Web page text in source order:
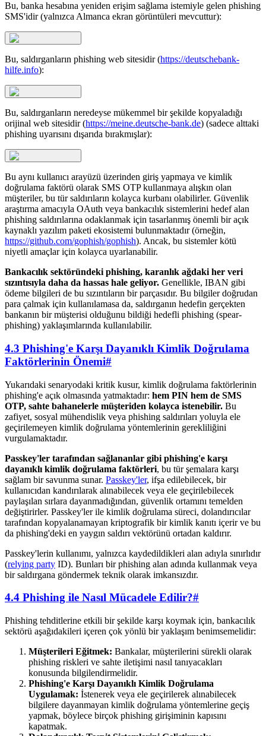
Bu, banka hesabına yeniden erişim sağlama istemiyle gelen phishing
SMS'idir (yalnızca Almanca ekran görüntüleri mevcuttur):
Bu, saldırganların phishing web sitesidir (https://deutschebank-
hilfe.info):
Bu, saldırganların neredeyse mükemmel bir şekilde kopyaladığı
orijinal web sitesidir (https://meine.deutsche-bank.de) (sadece alttaki
phishing uyarısını dışarıda bırakmışlar):
Bu aynı kullanıcı arayüzü üzerinden giriş yapmaya ve kimlik
doğrulama faktörü olarak SMS OTP kullanmaya alışkın olan
müşteriler, bu tür saldırıların kolayca kurbanı olabilirler. Güvenlik
araştırma amacıyla OAuth veya bankacılık sistemlerini hedef alan
phishing saldırılarına odaklanmak için tasarlanmış önemli bir açık
kaynaklı yazılım paketi ekosistemi bulunmaktadır (örneğin,
https://github.com/gophish/gophish). Ancak, bu sistemler kötü
niyetli amaçlar için kolayca uyarlanabilir.
Bankacılık sektöründeki phishing, karanlık ağdaki her veri
sızıntısıyla daha da hassas hale geliyor. Genellikle, IBAN gibi
ödeme bilgileri de bu sızıntıların bir parçasıdır. Bu bilgiler doğrudan
para çalmak için kullanılamasa da, saldırganın hedefin gerçekten
bankanın bir müşterisi olduğunu bildiği hedefli phishing (spear-
phishing) yaklaşımlarında kullanılabilir.
4.3 Phishing'e Karşı Dayanıklı Kimlik Doğrulama
Faktörlerinin Önemi#
Yukarıdaki senaryodaki kritik kusur, kimlik doğrulama faktörlerinin
phishing'e açık olmasında yatmaktadır: hem PIN hem de SMS
OTP, sahte bahanelerle müşteriden kolayca istenebilir. Bu
zafiyet, sosyal mühendislik veya phishing saldırıları yoluyla ele
geçirilemeyen kimlik doğrulama yöntemlerinin gerekliliğini
vurgulamaktadır.
Passkey'ler tarafından sağlananlar gibi phishing'e karşı
dayanıklı kimlik doğrulama faktörleri, bu tür şemalara karşı
sağlam bir savunma sunar. Passkey'ler, ifşa edilebilecek, bir
kullanıcıdan kandırılarak alınabilecek veya ele geçirilebilecek
paylaşılan sırlara dayanmadığından, güvenlik ortamını temelden
değiştirirler. Passkey'ler ile kimlik doğrulama süreci, dolandırıcılar
tarafından kopyalanamayan kriptografik bir kimlik kanıtı içerir ve bu
da phishing'deki en yaygın saldırı vektörünü ortadan kaldırır.
Passkey'lerin kullanımı, yalnızca kaydedildikleri alan adıyla sınırlıdır
(relying party ID). Bunları bir phishing alan adında kullanmak veya
bir saldırgana göndermek teknik olarak imkansızdır.
4.4 Phishing ile Nasıl Mücadele Edilir?#
Phishing tehditlerine etkili bir şekilde karşı koymak için, bankacılık
sektörü aşağıdakileri içeren çok yönlü bir yaklaşım benimsemelidir:
Müşterileri Eğitmek: Bankalar, müşterilerini sürekli olarak
phishing riskleri ve sahte iletişimi nasıl tanıyacakları
konusunda bilgilendirmelidir.
Phishing'e Karşı Dayanıklı Kimlik Doğrulama
Uygulamak: İstenerek veya ele geçirilerek alınabilecek
bilgilere dayanmayan kimlik doğrulama yöntemlerine geçiş
yapmak, böylece birçok phishing girişiminin kapısını
kapatmak.